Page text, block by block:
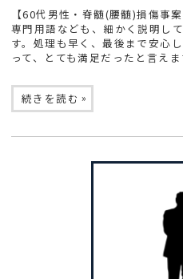
【60代男性・脊髄(腰髄)損傷
専門用語なども、細かく説明し
す。処理も早く、最後まで安心
って、とても満足だったと言え
続きを読む »